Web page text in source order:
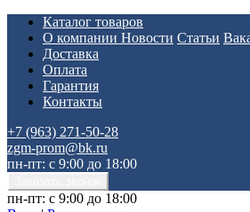
Каталог товаров
О компании Новости Статьи
Доставка
Оплата
Гарантия
Контакты
+7 (963) 271-50-28
zgm-prom@bk.ru
пн-пт: с 9:00 до 18:00
пн-пт: с 9:00 до 18:00